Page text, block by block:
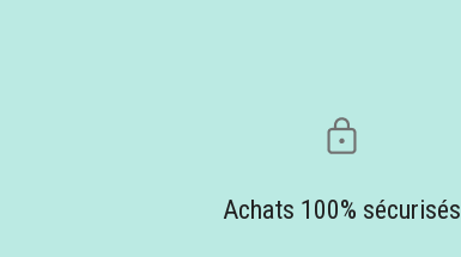
Achats 100% sécurisés